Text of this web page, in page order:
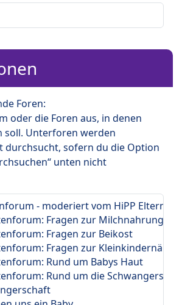
Foren:
oder die Foren aus, in denen
soll. Unterforen werden
durchsucht, sofern du die Option
unten nicht